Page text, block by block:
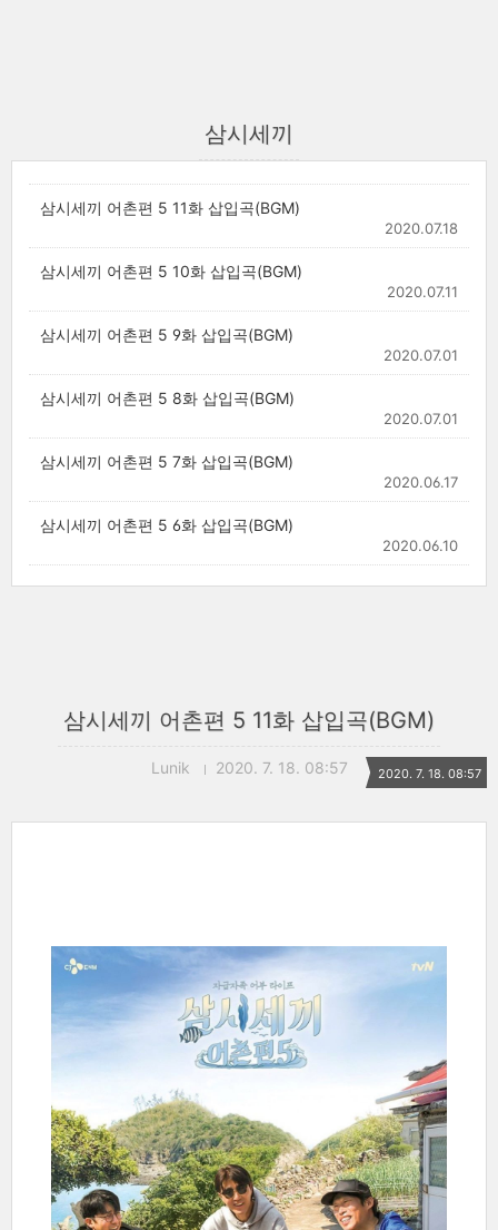
삼시세끼
삼시세끼 어촌편 5 11화 삽입곡(BGM)
2020.07.18
삼시세끼 어촌편 5 10화 삽입곡(BGM)
2020.07.11
삼시세끼 어촌편 5 9화 삽입곡(BGM)
2020.07.01
삼시세끼 어촌편 5 8화 삽입곡(BGM)
2020.07.01
삼시세끼 어촌편 5 7화 삽입곡(BGM)
2020.06.17
삼시세끼 어촌편 5 6화 삽입곡(BGM)
2020.06.10
삼시세끼 어촌편 5 11화 삽입곡(BGM)
Lunik 2020. 7. 18. 08:57 2020. 7. 18. 08:57